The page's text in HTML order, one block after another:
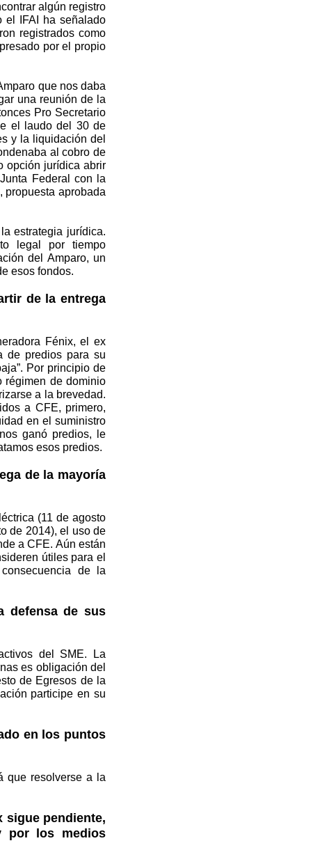
algún registro
el IFAI ha señalado
registrados como
por el propio
que nos daba
una reunión de la
Pro Secretario
el laudo del 30 de
y la liquidación del
al cobro de
opción jurídica abrir
Federal con la
propuesta aprobada
estrategia jurídica.
legal por tiempo
del Amparo, un
esos fondos.
de la entrega
Fénix, el ex
de predios para su
Por principio de
régimen de dominio
a la brevedad.
a CFE, primero,
en el suministro
ganó predios, le
esos predios.
de la mayoría
(11 de agosto
de 2014), el uso de
a CFE. Aún están
útiles para el
de la
defensa de sus
del SME. La
es obligación del
de Egresos de la
participe en su
en los puntos
que resolverse a la
sigue pendiente,
por los medios